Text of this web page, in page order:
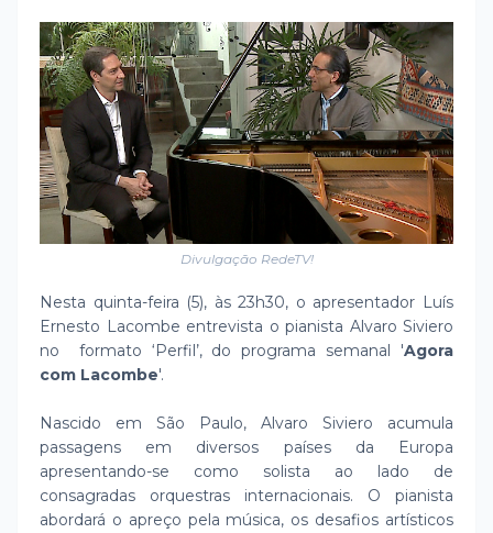
Divulgação RedeTV!
Nesta quinta-feira (5), às 23h30, o apresentador Luís
Ernesto Lacombe entrevista o pianista Alvaro Siviero
no formato ‘Perfil’, do programa semanal 'Agora
com Lacombe'.
Nascido em São Paulo, Alvaro Siviero acumula
passagens em diversos países da Europa
apresentando-se como solista ao lado de
consagradas orquestras internacionais. O pianista
abordará o apreço pela música, os desafios artísticos